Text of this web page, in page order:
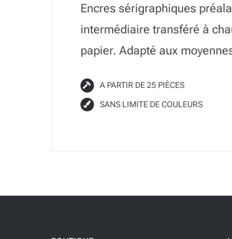
Encres sérigraphiques
intermédiaire transféré à
papier. Adapté aux
A PARTIR DE 25 PIÈCES
SANS LIMITE DE COULEURS